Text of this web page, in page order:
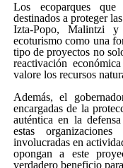
Los ecoparques
destinados a proteger
Izta-Popo, Malintzi
ecoturismo como una
tipo de proyectos no
reactivación
valore los recursos
Además, el
encargadas de la
auténtica en la
estas
involucradas en
opongan a este
verdadero beneficio